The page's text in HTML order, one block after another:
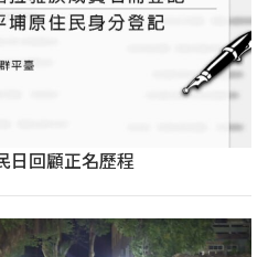
日回顧正名歷程